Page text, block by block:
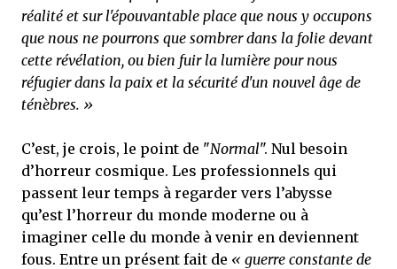
réalité et sur l'épouvantable place que nous y occupons
que nous ne pourrons que sombrer dans la folie devant
cette révélation, ou bien fuir la lumière pour nous
réfugier dans la paix et la sécurité d'un nouvel âge de
ténèbres. »
C’est, je crois, le point de "Normal". Nul besoin
d’horreur cosmique. Les professionnels qui
passent leur temps à regarder vers l’abysse
qu’est l’horreur du monde moderne ou à
imaginer celle du monde à venir en deviennent
fous. Entre un présent fait de « guerre constante de